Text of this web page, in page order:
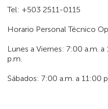
Tel: +503 2511-0115
Horario Personal Técnico
Lunes a Viernes: 7:00 a.m.
p.m.
Sábados: 7:00 a.m. a 11:00